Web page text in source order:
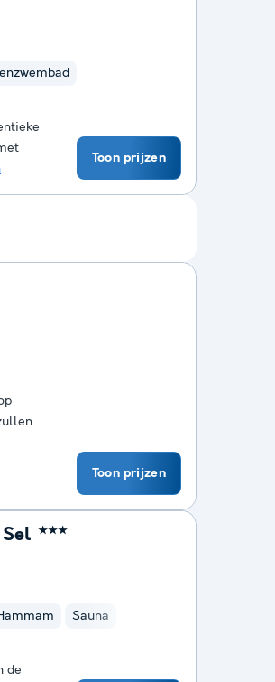
Toon prijzen
Toon prijzen
Sel ★★★
Sauna
de